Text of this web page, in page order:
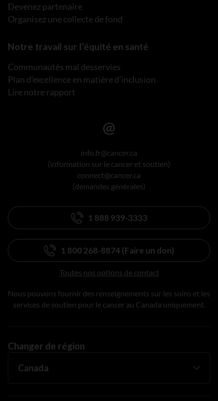
Devenez partenaire
Organisez une collecte de fond
Notre travail sur l’équité en santé
Communautés mal desservies
Plan d’excellence en matière d’inclusion
Lire notre rapport
info.fr@cancer.ca
(information sur le cancer et soutien)
connect@cancer.ca
(demandes générales)
1 888 939-3333
1 800 268-8874 (Faire un don)
Toutes nos options de contact
Nous pouvons fournir des renseignements sur les soins et les
services de soutien pour le cancer au Canada uniquement.
Changer de région